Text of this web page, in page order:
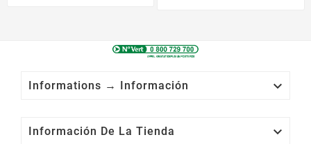
Informations → Información 
Información De La Tienda 